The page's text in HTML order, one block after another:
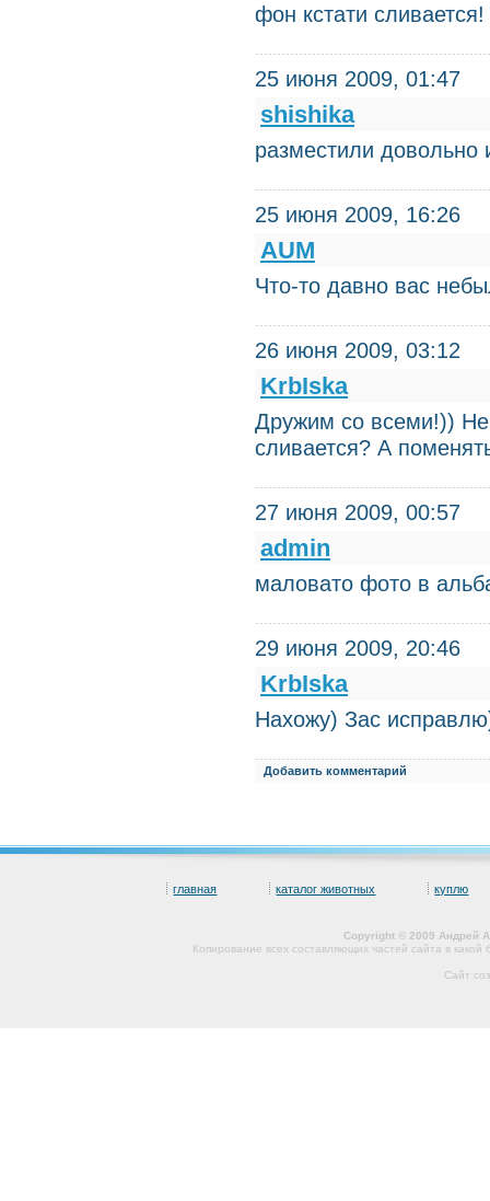
фон кстати сливается!
25 июня 2009, 01:47
shishika
разместили довольно
25 июня 2009, 16:26
AUM
Что-то давно вас
26 июня 2009, 03:12
KrbIska
Дружим со всеми!))
сливается? А
27 июня 2009, 00:57
admin
маловато фото в
29 июня 2009, 20:46
KrbIska
Нахожу) Зас
Добавить комментарий
главная каталог животных куплю
Copyright © 2009 Андрей
Копирование всех составляющих частей сайта в
Сайт